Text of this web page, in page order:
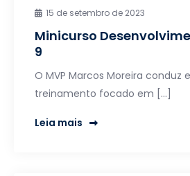
15 de setembro de 2023
Minicurso
9
O MVP Marcos Moreira conduz
treinamento focado em […]
Leia mais